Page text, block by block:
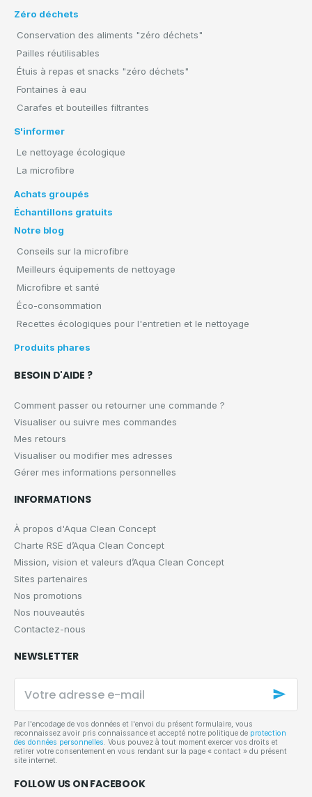
Zéro déchets
Conservation des aliments "zéro déchets"
Pailles réutilisables
Étuis à repas et snacks "zéro déchets"
Fontaines à eau
Carafes et bouteilles filtrantes
S'informer
Le nettoyage écologique
La microfibre
Achats groupés
Échantillons gratuits
Notre blog
Conseils sur la microfibre
Meilleurs équipements de nettoyage
Microfibre et santé
Éco-consommation
Recettes écologiques pour l'entretien et le nettoyage
Produits phares
BESOIN D'AIDE ?
Comment passer ou retourner une commande ?
Visualiser ou suivre mes commandes
Mes retours
Visualiser ou modifier mes adresses
Gérer mes informations personnelles
INFORMATIONS
À propos d'Aqua Clean Concept
Charte RSE d’Aqua Clean Concept
Mission, vision et valeurs d’Aqua Clean Concept
Sites partenaires
Nos promotions
Nos nouveautés
Contactez-nous
NEWSLETTER
Votre
adresse
e-
mail
Par l'encodage de vos données et l'envoi du présent formulaire, vous
reconnaissez avoir pris connaissance et accepté notre politique de protection
des données personnelles. Vous pouvez à tout moment exercer vos droits et
retirer votre consentement en vous rendant sur la page « contact » du présent
site internet.
FOLLOW US ON FACEBOOK